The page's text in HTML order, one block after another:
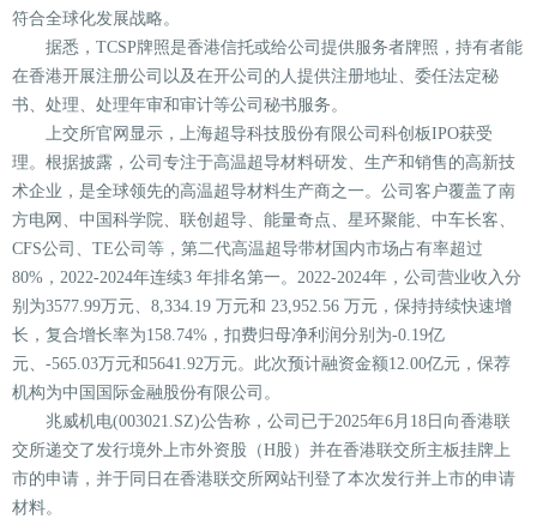
符合全球化发展战略。
据悉，TCSP牌照是香港信托或给公司提供服务者牌照，持有者能
在香港开展注册公司以及在开公司的人提供注册地址、委任法定秘
书、处理、处理年审和审计等公司秘书服务。
上交所官网显示，上海超导科技股份有限公司科创板IPO获受
理。根据披露，公司专注于高温超导材料研发、生产和销售的高新技
术企业，是全球领先的高温超导材料生产商之一。公司客户覆盖了南
方电网、中国科学院、联创超导、能量奇点、星环聚能、中车长客、
CFS公司、TE公司等，第二代高温超导带材国内市场占有率超过
80%，2022-2024年连续3 年排名第一。2022-2024年，公司营业收入分
别为3577.99万元、8,334.19 万元和 23,952.56 万元，保持持续快速增
长，复合增长率为158.74%，扣费归母净利润分别为-0.19亿
元、-565.03万元和5641.92万元。此次预计融资金额12.00亿元，保荐
机构为中国国际金融股份有限公司。
兆威机电(003021.SZ)公告称，公司已于2025年6月18日向香港联
交所递交了发行境外上市外资股（H股）并在香港联交所主板挂牌上
市的申请，并于同日在香港联交所网站刊登了本次发行并上市的申请
材料。